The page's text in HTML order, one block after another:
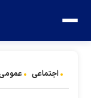
اجتماعی